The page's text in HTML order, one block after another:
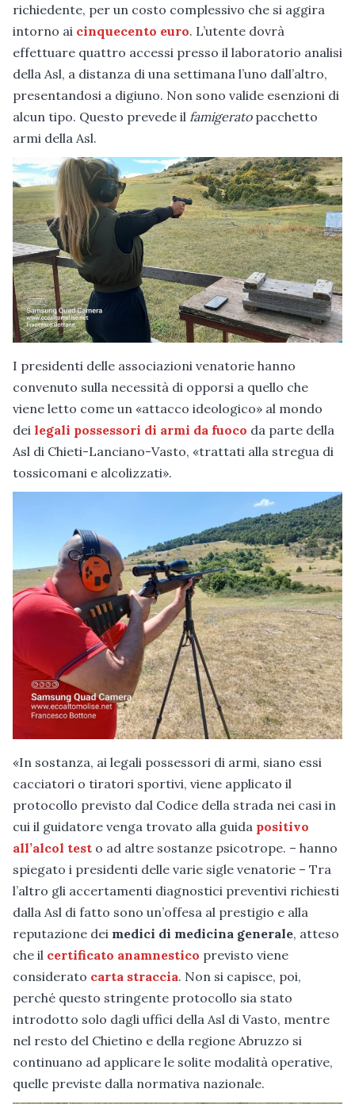
richiedente, per un costo complessivo che si aggira
intorno ai cinquecento euro. L’utente dovrà
effettuare quattro accessi presso il laboratorio analisi
della Asl, a distanza di una settimana l’uno dall’altro,
presentandosi a digiuno. Non sono valide esenzioni di
alcun tipo. Questo prevede il famigerato pacchetto
armi della Asl.
I presidenti delle associazioni venatorie hanno
convenuto sulla necessità di opporsi a quello che
viene letto come un «attacco ideologico» al mondo
dei legali possessori di armi da fuoco da parte della
Asl di Chieti-Lanciano-Vasto, «trattati alla stregua di
tossicomani e alcolizzati».
«In sostanza, ai legali possessori di armi, siano essi
cacciatori o tiratori sportivi, viene applicato il
protocollo previsto dal Codice della strada nei casi in
cui il guidatore venga trovato alla guida positivo
all’alcol test o ad altre sostanze psicotrope. – hanno
spiegato i presidenti delle varie sigle venatorie – Tra
l’altro gli accertamenti diagnostici preventivi richiesti
dalla Asl di fatto sono un’offesa al prestigio e alla
reputazione dei medici di medicina generale, atteso
che il certificato anamnestico previsto viene
considerato carta straccia. Non si capisce, poi,
perché questo stringente protocollo sia stato
introdotto solo dagli uffici della Asl di Vasto, mentre
nel resto del Chietino e della regione Abruzzo si
continuano ad applicare le solite modalità operative,
quelle previste dalla normativa nazionale.